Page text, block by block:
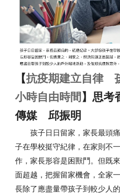
【抗疫期建立自律
小時自由時間】思考
傳媒 邱振明
孩子日日留家，家長最頭痛
子在學校挺守紀律，在家則不
作，家長形容是困獸鬥。但既
面超越，把握留家機會，全家
長除了應盡量帶孩子到較少人